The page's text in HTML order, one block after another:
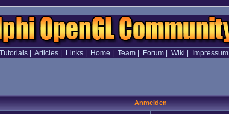
Tutorials| Articles| Links| Home Team| Forum| Wiki Impressum
Anmelden